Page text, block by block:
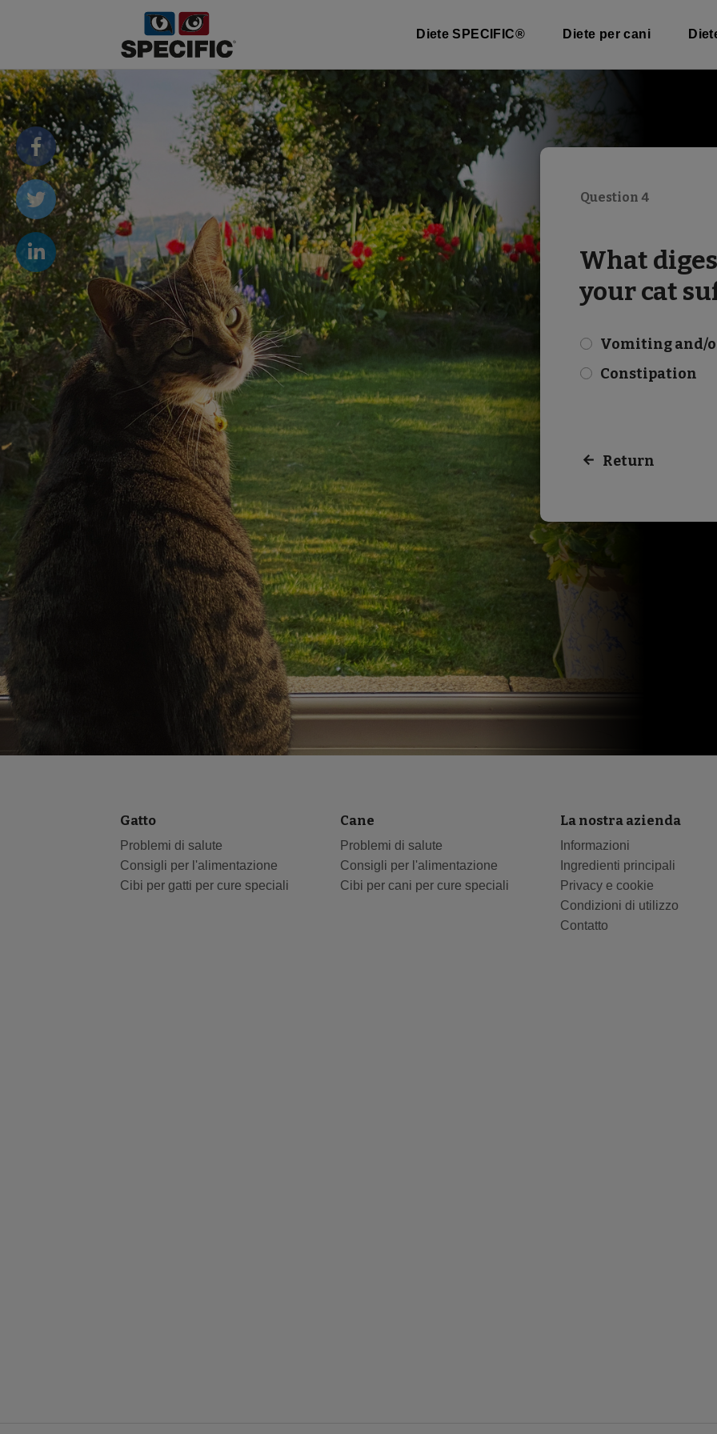
Diete SPECIFIC® Diete per cani
Question 4
What
your cat
check Vomiting and/
check Constipation
Return
Gatto
Problemi di salute
Consigli per l'alimentazione
Cibi per gatti per cure speciali
Cane
Problemi di salute
Consigli per l'alimentazione
Cibi per cani per cure speciali
La nostra azienda
Informazioni
Ingredienti principali
Privacy e cookie
Condizioni di utilizzo
Contatto